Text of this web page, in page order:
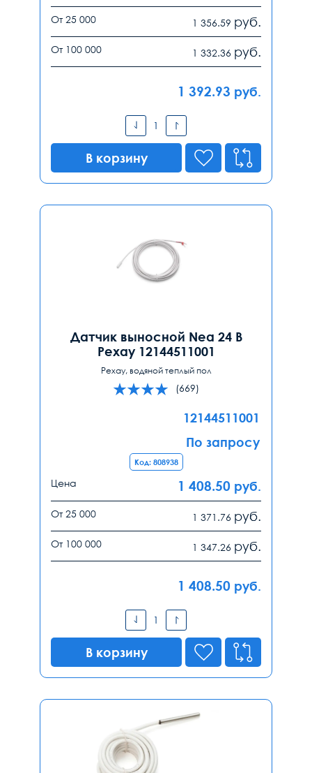
От 25 000 1 356.59 руб.
От 100 000 1 332.36 руб.
1 392.93 руб.
В корзину
Датчик выносной Nea 24 В
Рехау 12144511001
Рехау, водяной теплый пол
(669)
12144511001
По запросу
Код: 808938
Цена 1 408.50 руб.
От 25 000 1 371.76 руб.
От 100 000 1 347.26 руб.
1 408.50 руб.
В корзину